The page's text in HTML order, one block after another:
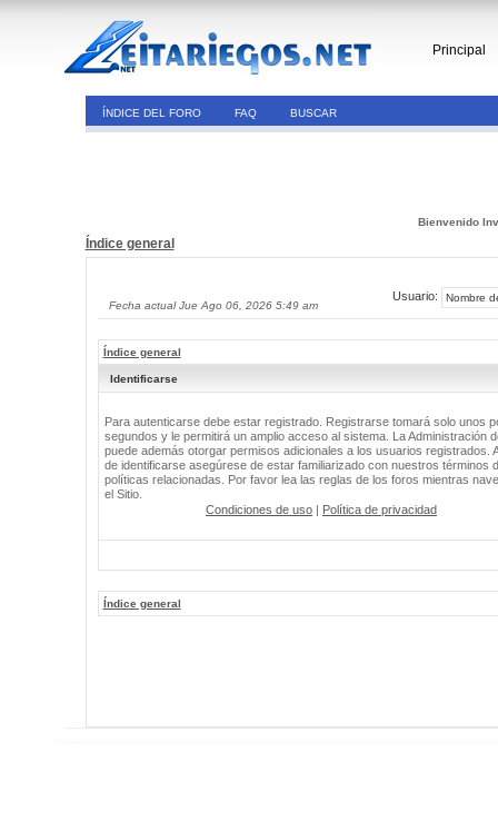
Principal
ÍNDICE DEL FORO FAQ BUSCAR
Bienvenido
Índice general
Fecha actual Jue Ago 06, 2026 5:49 am
Usuario:
Índice general
Identificarse
Para autenticarse debe estar registrado. Registrarse tomará solo unos
segundos y le permitirá un amplio acceso al sistema. La Administración
puede además otorgar permisos adicionales a los usuarios registrados.
de identificarse asegúrese de estar familiarizado con nuestros términos
políticas relacionadas. Por favor lea las reglas de los foros mientras
el Sitio.
Condiciones de uso | Política de privacidad
Índice general